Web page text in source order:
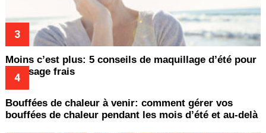
Moins c’est plus: 5 conseils de maquillage d’été pour
un visage frais
Bouffées de chaleur à venir: comment gérer vos
bouffées de chaleur pendant les mois d’été et au-delà